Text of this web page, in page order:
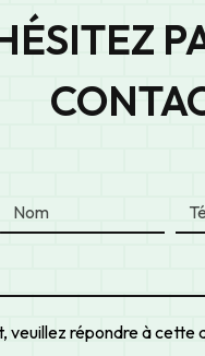
veuillez répondre à cette